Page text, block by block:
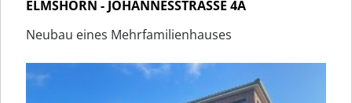
ELMSHORN - JOHANNESSTRASSE 4A
Neubau eines Mehrfamilienhauses